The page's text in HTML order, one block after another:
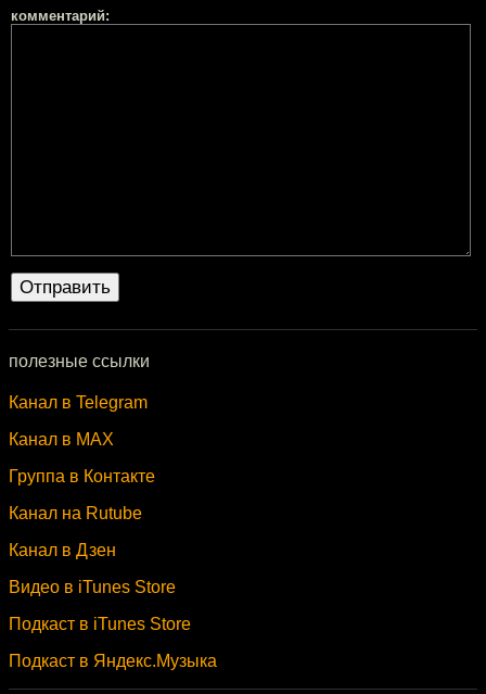
комментарий:
полезные ссылки
Канал в Telegram
Канал в MAX
Группа в Контакте
Канал на Rutube
Канал в Дзен
Видео в iTunes Store
Подкаст в iTunes Store
Подкаст в Яндекс.Музыка